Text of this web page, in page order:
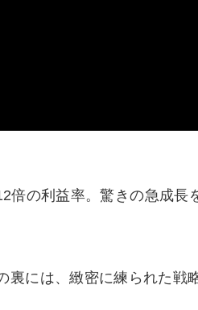
の利益率。驚きの急成長
には、緻密に練られた戦